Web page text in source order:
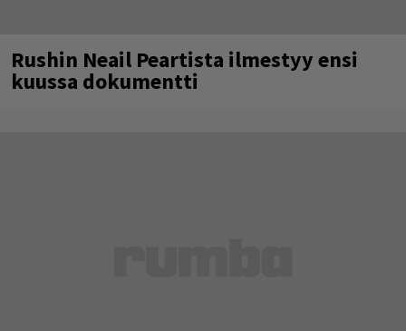
Rushin Neail Peartista ilmestyy ensi
kuussa dokumentti